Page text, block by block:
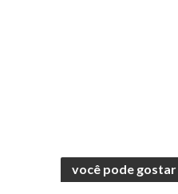
você pode gostar